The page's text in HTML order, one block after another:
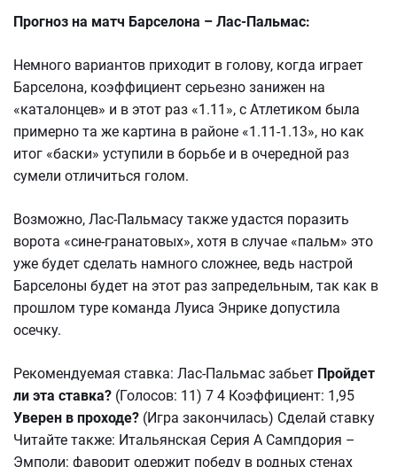
Прогноз на матч Барселона – Лас-Пальмас:
Немного вариантов приходит в голову, когда играет
Барселона, коэффициент серьезно занижен на
«каталонцев» и в этот раз «1.11», с Атлетиком была
примерно та же картина в районе «1.11-1.13», но как
итог «баски» уступили в борьбе и в очередной раз
сумели отличиться голом.
Возможно, Лас-Пальмасу также удастся поразить
ворота «сине-гранатовых», хотя в случае «пальм» это
уже будет сделать намного сложнее, ведь настрой
Барселоны будет на этот раз запредельным, так как в
прошлом туре команда Луиса Энрике допустила
осечку.
Рекомендуемая ставка: Лас-Пальмас забьет Пройдет
ли эта ставка? (Голосов: 11) 7 4 Коэффициент: 1,95
Уверен в проходе? (Игра закончилась) Сделай ставку
Читайте также: Итальянская Серия А Сампдория –
Эмполи: фаворит одержит победу в родных стенах